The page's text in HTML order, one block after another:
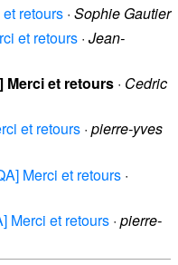
retours · Sophie Gautier
et retours · Jean-
Merci et retours · Cedric
et retours · pierre-yves
Merci et retours ·
Merci et retours · pierre-